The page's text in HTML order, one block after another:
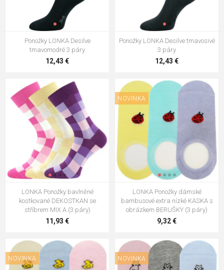
Ponožky LONKA Desilve
tmavomodré 3 páry
12,43 €
Ponožky LONKA Desilve tmavosivé
3 páry
12,43 €
LONKA Ponožky bavlněné
kostkované DEKOSTKAN se
stříbrem MIX A (3 páry)
11,93 €
NOVINKA
LONKA Ponožky dámské
bambusové extra nízké KASKA s
obrázkem BERUŠKY (3 páry)
9,32 €
NOVINKA NOVINKA